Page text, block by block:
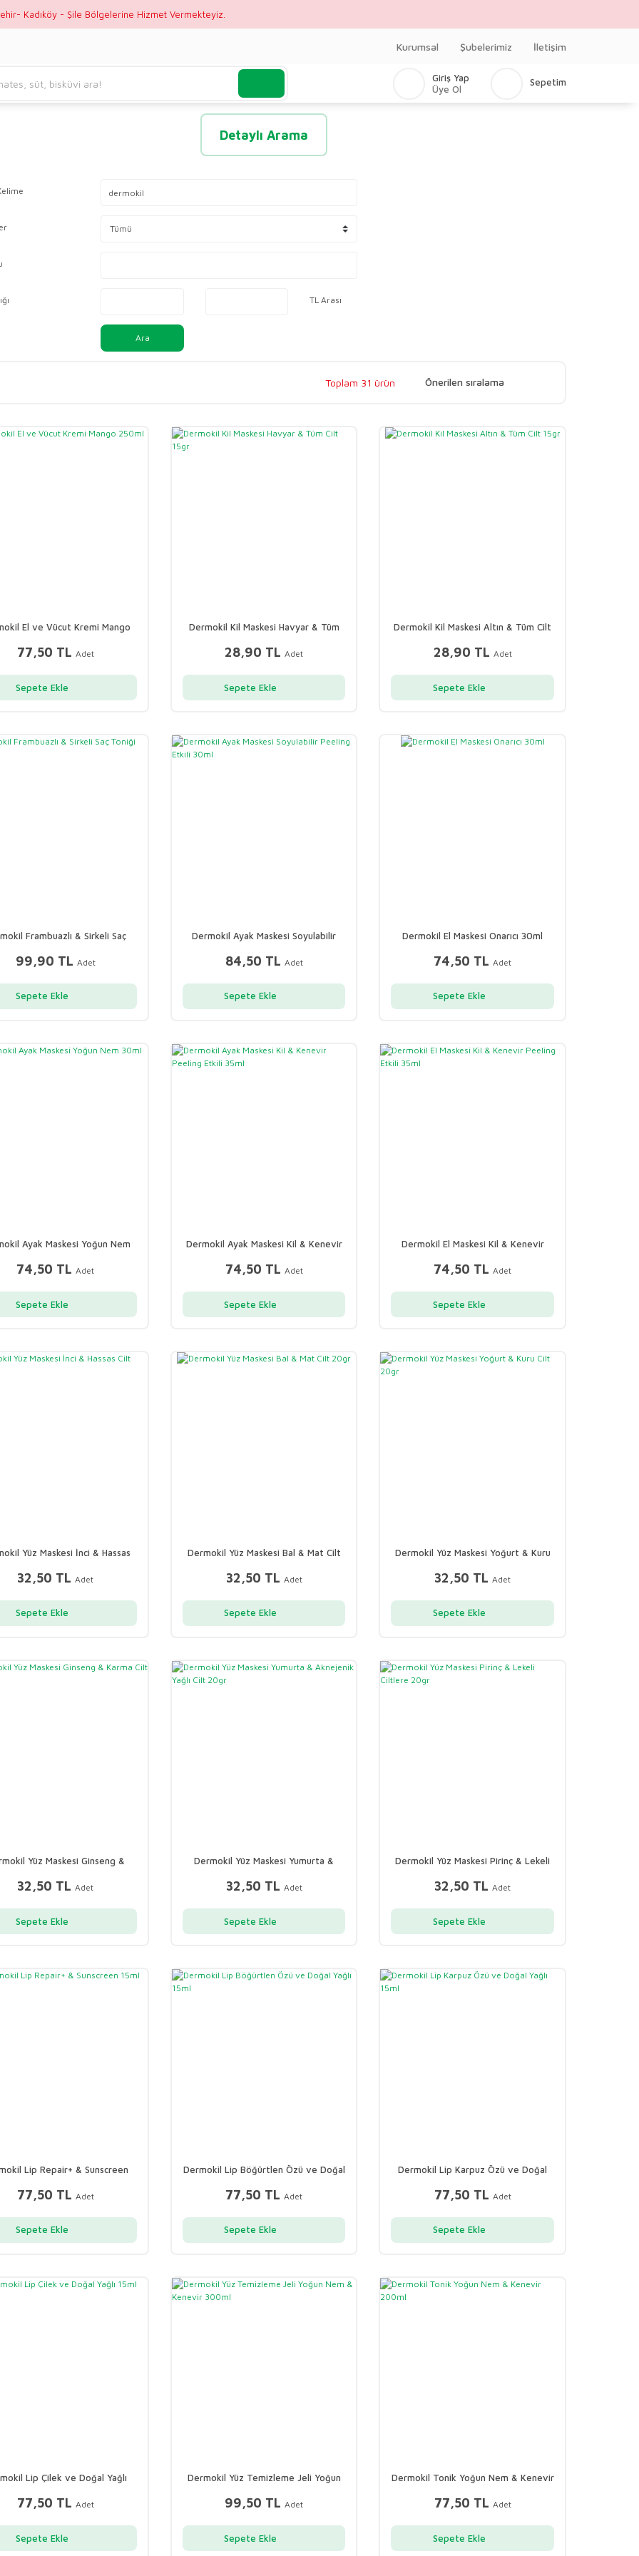
Kadıköy - Şile Bölgelerine Hizmet Vermekteyiz.
Kurumsal Şubelerimiz İletişim
Giriş Yap
Üye Ol
Sepetim
Detaylı Arama
TL Arası
Ara
Toplam 31 ürün
El ve Vücut Kremi Mango
77,50 TL Adet
Sepete Ekle
Dermokil Kil Maskesi Havyar & Tüm
28,90 TLAdet
Sepete Ekle
Dermokil Kil Maskesi Altın & Tüm Cilt
28,90 TL Adet
Sepete Ekle
Frambuazlı & Sirkeli Saç
99,90 TL Adet
Sepete Ekle
Dermokil Ayak Maskesi Soyulabilir
84,50 TL Adet
Sepete Ekle
Dermokil El Maskesi Onarıcı 30ml
74,50 TLAdet
Sepete Ekle
Ayak Maskesi Yoğun Nem
74,50 TLAdet
Sepete Ekle
Dermokil Ayak Maskesi Kil & Kenevir
74,50 TL Adet
Sepete Ekle
Dermokil El Maskesi Kil & Kenevir
74,50 TLAdet
Sepete Ekle
Yüz Maskesi İnci & Hassas
32,50 TLAdet
Sepete Ekle
Dermokil Yüz Maskesi Bal & Mat Cilt
32,50 TL Adet
Sepete Ekle
Dermokil Yüz Maskesi Yoğurt & Kuru
32,50 TLAdet
Sepete Ekle
Yüz Maskesi Ginseng &
32,50 TLAdet
Sepete Ekle
Dermokil Yüz Maskesi Yumurta &
32,50 TL Adet
Sepete Ekle
Dermokil Yüz Maskesi Pirinç & Lekeli
32,50 TLAdet
Sepete Ekle
Lip Repair+ & Sunscreen
77,50 TL Adet
Sepete Ekle
Dermokil Lip Böğürtlen Özü ve Doğal
77,50 TLAdet
Sepete Ekle
Dermokil Lip Karpuz Özü ve Doğal
77,50 TL Adet
Sepete Ekle
Lip Çilek ve Doğal Yağlı
77,50 TL Adet
Sepete Ekle
Dermokil Yüz Temizleme Jeli Yoğun
99,50 TLAdet
Sepete Ekle
Dermokil Tonik Yoğun Nem & Kenevir
77,50 TL Adet
Sepete Ekle